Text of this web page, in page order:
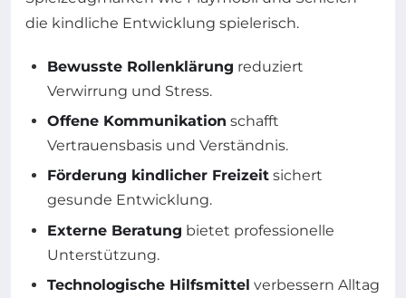
die kindliche Entwicklung spielerisch.
Bewusste Rollenklärung reduziert
Verwirrung und Stress.
Offene Kommunikation schafft
Vertrauensbasis und Verständnis.
Förderung kindlicher Freizeit sichert
gesunde Entwicklung.
Externe Beratung bietet professionelle
Unterstützung.
Technologische Hilfsmittel verbessern Alltag